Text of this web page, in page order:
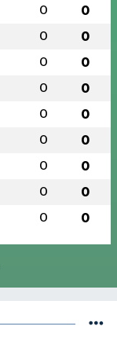
0 0
0 0
0 0
0 0
0 0
0 0
0 0
0 0
0 0